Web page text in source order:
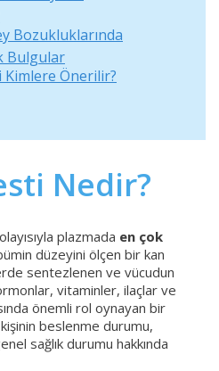
Bozukluklarında
Bulgular
Önerilir?
Nedir?
plazmada en çok
düzeyini ölçen bir kan
sentezlenen ve vücudun
vitaminler, ilaçlar ve
önemli rol oynayan bir
beslenme durumu,
sağlık durumu hakkında